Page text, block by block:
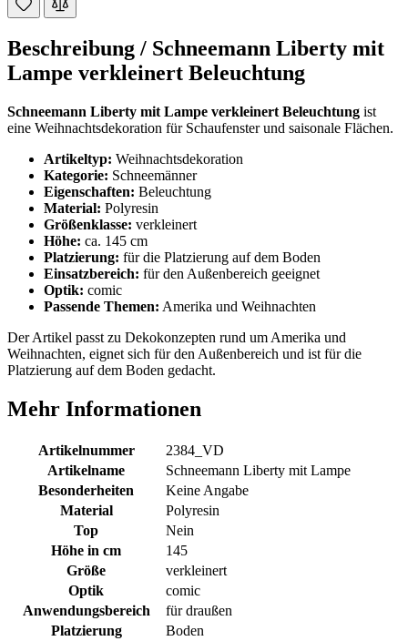
Beschreibung / Schneemann Liberty mit
Lampe verkleinert Beleuchtung
Schneemann Liberty mit Lampe verkleinert Beleuchtung ist
eine Weihnachtsdekoration für Schaufenster und saisonale Flächen.
Artikeltyp: Weihnachtsdekoration
Kategorie: Schneemänner
Eigenschaften: Beleuchtung
Material: Polyresin
Größenklasse: verkleinert
Höhe: ca. 145 cm
Platzierung: für die Platzierung auf dem Boden
Einsatzbereich: für den Außenbereich geeignet
Optik: comic
Passende Themen: Amerika und Weihnachten
Der Artikel passt zu Dekokonzepten rund um Amerika und
Weihnachten, eignet sich für den Außenbereich und ist für die
Platzierung auf dem Boden gedacht.
Mehr Informationen
Artikelnummer
2384_VD
Artikelname
Schneemann Liberty mit Lampe
Besonderheiten
Keine Angabe
Material
Polyresin
Top
Nein
Höhe in cm
145
Größe
verkleinert
Optik
comic
Anwendungsbereich
für draußen
Platzierung
Boden